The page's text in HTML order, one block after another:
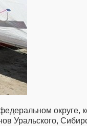
округе,
Уральского,